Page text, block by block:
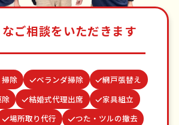
ご相談をいただきます
除 ベランダ掃除
網戸張替え
除
結婚式代理出席
家具組立
場所取り代行
つた・ツルの撤去